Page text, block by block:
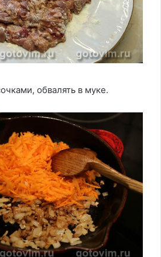
обвалять в муке.